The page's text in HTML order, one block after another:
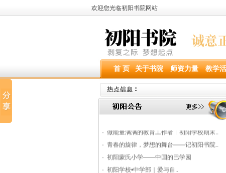
欢迎您光临初阳书院网站
首 页 关于书院 师资力量 教学
乘夏之风，共赴新程 | “内观·沉淀..
少年何惧路千重，志在凌云第一峰︱初阳..
· 做能量满满的教育工作者︱初阳学校期末..
· 青春的旋律，梦想的舞台——记初阳书院..
· 初阳蒙氏小学——中国的巴学园
· 初阳学校•中学部｜爱与自..